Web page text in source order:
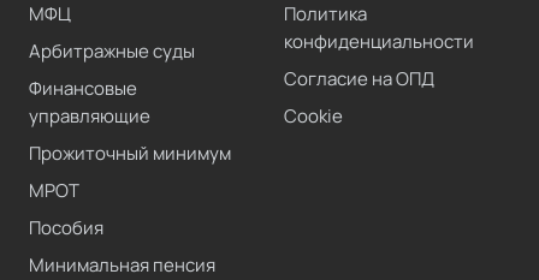
МФЦ
Арбитражные суды
Финансовые
управляющие
Прожиточный минимум
МРОТ
Пособия
Минимальная пенсия
Политика
конфиденциальности
Согласие на ОПД
Cookie